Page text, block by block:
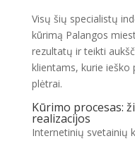
Visų šių specialistų
kūrimą Palangos
rezultatų ir teikti
klientams, kurie
plėtrai.
Kūrimo procesas:
realizacijos
Internetinių svetainių